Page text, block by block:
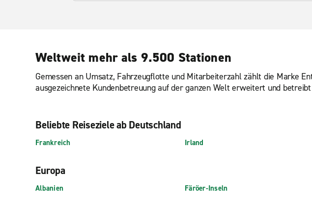
Weltweit mehr als 9.500 Stationen
Gemessen an Umsatz, Fahrzeugflotte und Mitarbeiterzahl zählt die Marke
ausgezeichnete Kundenbetreuung auf der ganzen Welt erweitert und
Beliebte Reiseziele ab Deutschland
Frankreich Irland
Europa
Albanien
Färöer-Inseln